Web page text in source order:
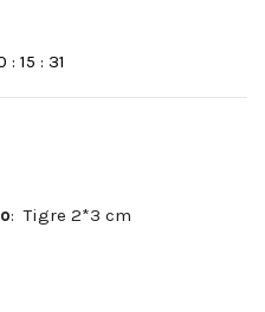
: 15 : 30
: Tigre 2*3 cm